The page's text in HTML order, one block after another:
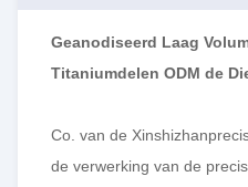
Geanodiseerd Laag
Titaniumdelen ODM de
Co. van de
de verwerking van de